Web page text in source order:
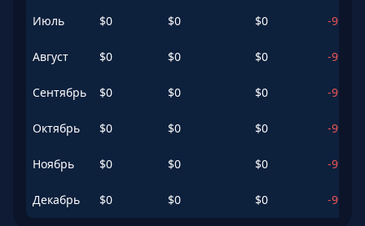
Июль $0 $0 $0 -99.93
Август $0 $0 $0 -99.93
Сентябрь $0 $0 $0 -99.93
Октябрь $0 $0 $0 -99.94
Ноябрь $0 $0 $0 -99.94
Декабрь $0 $0 $0 -99.95